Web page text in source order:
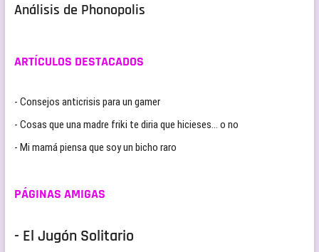
Análisis de Phonopolis
ARTÍCULOS DESTACADOS
- Consejos anticrisis para un gamer
- Cosas que una madre friki te diria que hicieses… o no
- Mi mamá piensa que soy un bicho raro
PÁGINAS AMIGAS
- El Jugón Solitario